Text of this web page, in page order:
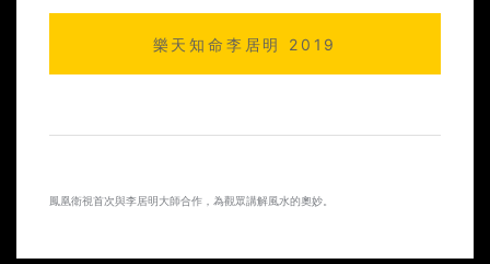
樂天知命李居明 2019
鳳凰衛視首次與李居明大師合作，為觀眾講解風水的奧妙。